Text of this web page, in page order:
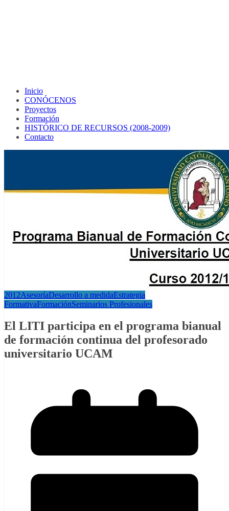
Inicio
CONÓCENOS
Proyectos
Formación
HISTÓRICO DE RECURSOS (2008-2009)
Contacto
2012AsesoríaDesarrollo a medidaEstrategia
FormativaFormaciónSeminarios Profesionales
El LITI participa en el programa bianual
de formación continua del profesorado
universitario UCAM